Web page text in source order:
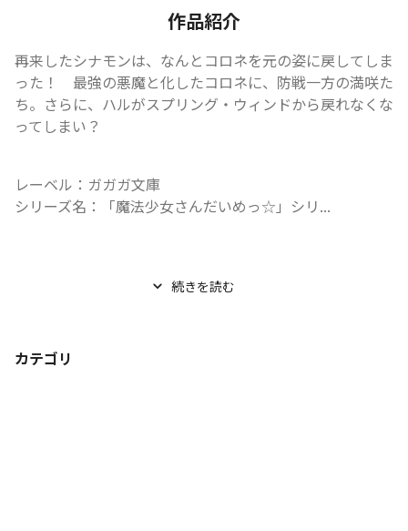
作品紹介
再来したシナモンは、なんとコロネを元の姿に戻してしま
った！　最強の悪魔と化したコロネに、防戦一方の満咲た
ち。さらに、ハルがスプリング・ウィンドから戻れなくな
ってしまい――？
レーベル：ガガガ文庫
シリーズ名：「魔法少女さんだいめっ☆」シリ...
続きを読む
カテゴリ